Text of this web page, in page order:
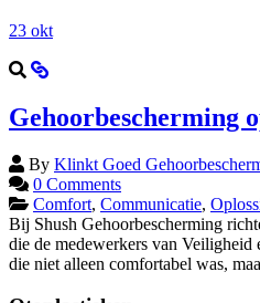
23 okt
Gehoorbescherming
By Klinkt Goed
0 Comments
Comfort, Communicatie,
Bij Shush Gehoorbescherming
die de medewerkers van
die niet alleen comfortabel was,